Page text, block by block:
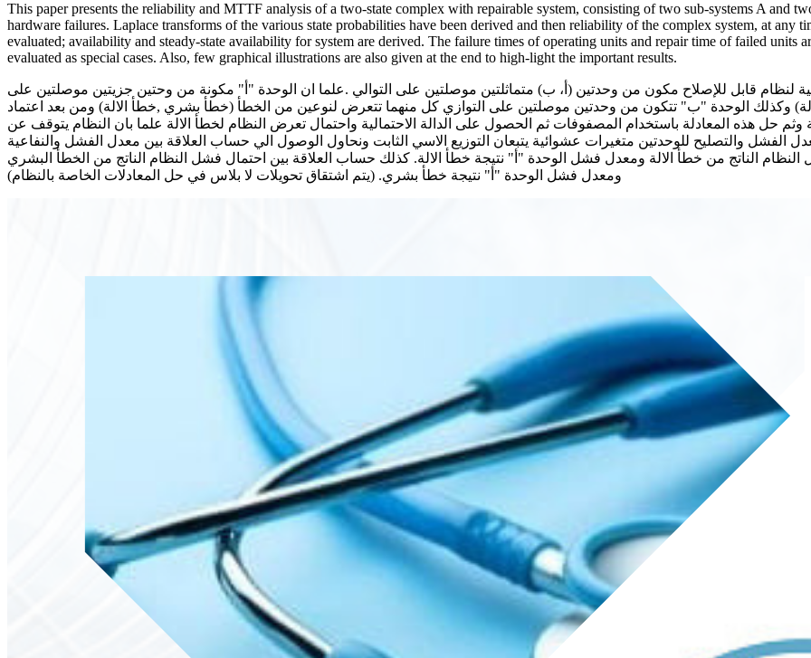
This paper presents the reliability and MTTF analysis of a two-state complex with repairable system, consisting of two sub-systems A and
hardware failures. Laplace transforms of the various state probabilities have been derived and then reliability of the complex system, at any
evaluated; availability and steady-state availability for system are derived. The failure times of operating units and repair time of failed units
evaluated as special cases. Also, few graphical illustrations are also given at the end to high-light the important results.
قابل للإصلاح مكون من وحدتين (أ، ب) متماثلتين موصلتين على التوالي .علما ان الوحدة "أ" مكونة من وحتين جزيتين موصلتين على
وكذلك الوحدة "ب" تتكون من وحدتين موصلتين على التوازي كل منهما تتعرض لنوعين من الخطأ (خطأ بشري ,خطأ الالة) ومن بعد اعتماد
وثم حل هذه المعادلة باستخدام المصفوفات ثم الحصول على الدالة الاحتمالية واحتمال تعرض النظام لخطأ الالة علما بان النظام يتوقف عن
الفشل والتصليح للوحدتين متغيرات عشوائية يتبعان التوزيع الاسي الثابت ونحاول الوصول الي حساب العلاقة بين معدل الفشل والنفاعية
الناتج من خطأ الالة ومعدل فشل الوحدة "أ" نتيجة خطأ الالة. كذلك حساب العلاقة بين احتمال فشل النظام الناتج من الخطأ البشري
ومعدل فشل الوحدة "أ" نتيجة خطأ بشري. (يتم اشتقاق تحويلات لا بلاس في حل المعادلات الخاصة بالنظام)